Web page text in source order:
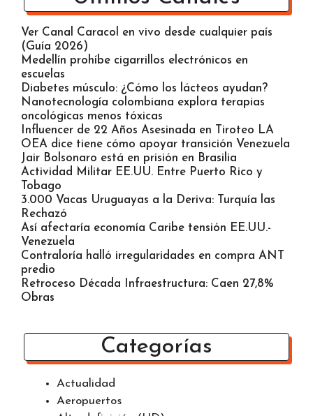
Últimos Canales
Ver Canal Caracol en vivo desde cualquier país
(Guía 2026)
Medellín prohíbe cigarrillos electrónicos en
escuelas
Diabetes músculo: ¿Cómo los lácteos ayudan?
Nanotecnología colombiana explora terapias
oncológicas menos tóxicas
Influencer de 22 Años Asesinada en Tiroteo LA
OEA dice tiene cómo apoyar transición Venezuela
Jair Bolsonaro está en prisión en Brasilia
Actividad Militar EE.UU. Entre Puerto Rico y
Tobago
3.000 Vacas Uruguayas a la Deriva: Turquía las
Rechazó
Así afectaría economía Caribe tensión EE.UU.-
Venezuela
Contraloría halló irregularidades en compra ANT
Obras
Categorías